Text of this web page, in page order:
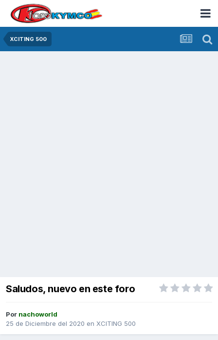
XCITING 500
Saludos, nuevo en este foro
Por nachoworld
25 de Diciembre del 2020 en XCITING 500